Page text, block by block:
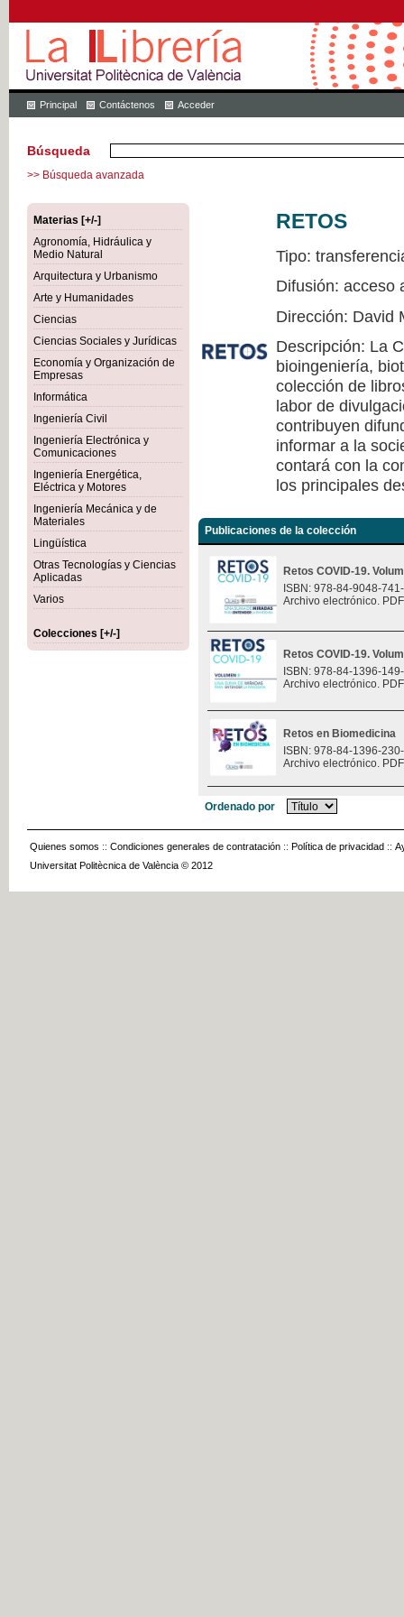
Principal Contáctenos Acceder
Búsqueda
>> Búsqueda avanzada
Materias [+/-]
Agronomía, Hidráulica y
Medio Natural
Arquitectura y Urbanismo
Arte y Humanidades
Ciencias
Ciencias Sociales y Jurídicas
Economía y Organización de
Empresas
Informática
Ingeniería Civil
Ingeniería Electrónica y
Comunicaciones
Ingeniería Energética,
Eléctrica y Motores
Ingeniería Mecánica y de
Materiales
Lingüística
Otras Tecnologías y Ciencias
Aplicadas
Varios
Colecciones [+/-]
RETOS
Tipo:
Difusión: acceso
Dirección: David
Descripción: La
bioingeniería,
colección de
labor de
contribuyen
informar a la
contará con la
los principales
Publicaciones de la colección
Retos COVID-19.
ISBN: 978-84-9048-
Archivo electrónico.
Retos COVID-19.
ISBN: 978-84-1396-
Archivo electrónico.
Retos en Biomedicina
ISBN: 978-84-1396-
Archivo electrónico.
Ordenado por
Quienes somos :: Condiciones generales de contratación :: Política de privacidad ::
Universitat Politècnica de València © 2012